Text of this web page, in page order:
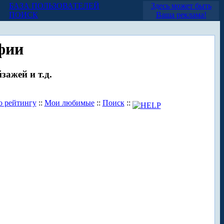
БАЗА ПОЛЬЗОВАТЕЛЕЙ
ПОИСК
Здесь может быть
Ваша реклама!
и т.д.
рейтингу:: Мои любимые:: Поиск::